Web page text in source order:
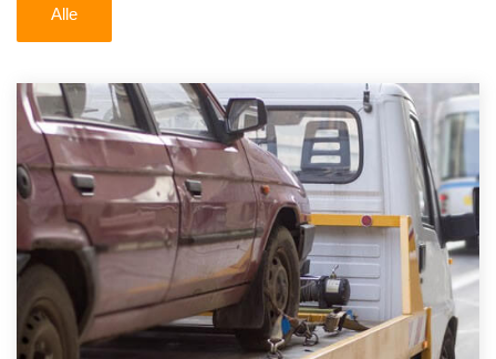
U kunt er ook voor kiezen om direct uw sloopauto te
verkopen en op te laten halen door de Sloopauto
Ophaaldienst van Autosloperijen.nl. Wij kunnen uw
auto gratis ophalen in Alphen aan den Rijn
. Neem
telefonisch contact op of maak een terugbelafspraak.
Wilt u direct een tweedehands auto onderdelen
offerte aanvragen? Dat kan via de Onderdelenlijn! Vul
uw kenteken in en druk op verzenden.
Wij kunnen u helpen met de inkoop van auto's van
Alle